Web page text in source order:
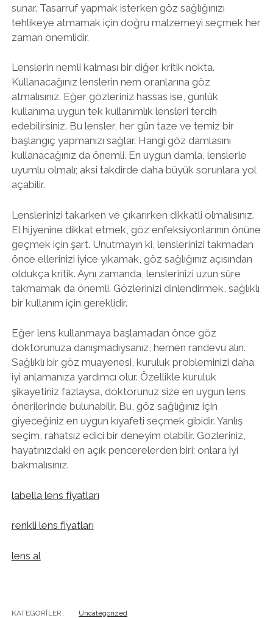
sunar. Tasarruf yapmak isterken göz sağlığınızı
tehlikeye atmamak için doğru malzemeyi seçmek her
zaman önemlidir.
Lenslerin nemli kalması bir diğer kritik nokta.
Kullanacağınız lenslerin nem oranlarına göz
atmalısınız. Eğer gözleriniz hassas ise, günlük
kullanıma uygun tek kullanımlık lensleri tercih
edebilirsiniz. Bu lensler, her gün taze ve temiz bir
başlangıç yapmanızı sağlar. Hangi göz damlasını
kullanacağınız da önemli. En uygun damla, lenslerle
uyumlu olmalı; aksi takdirde daha büyük sorunlara yol
açabilir.
Lenslerinizi takarken ve çıkarırken dikkatli olmalısınız.
El hijyenine dikkat etmek, göz enfeksiyonlarının önüne
geçmek için şart. Unutmayın ki, lenslerinizi takmadan
önce ellerinizi iyice yıkamak, göz sağlığınız açısından
oldukça kritik. Aynı zamanda, lenslerinizi uzun süre
takmamak da önemli. Gözlerinizi dinlendirmek, sağlıklı
bir kullanım için gereklidir.
Eğer lens kullanmaya başlamadan önce göz
doktorunuza danışmadıysanız, hemen randevu alın.
Sağlıklı bir göz muayenesi, kuruluk probleminizi daha
iyi anlamanıza yardımcı olur. Özellikle kuruluk
şikayetiniz fazlaysa, doktorunuz size en uygun lens
önerilerinde bulunabilir. Bu, göz sağlığınız için
giyeceğiniz en uygun kıyafeti seçmek gibidir. Yanlış
seçim, rahatsız edici bir deneyim olabilir. Gözleriniz,
hayatınızdaki en açık pencerelerden biri; onlara iyi
bakmalısınız.
labella lens fiyatları
renkli lens fiyatları
lens al
KATEGORILER: Uncategorized